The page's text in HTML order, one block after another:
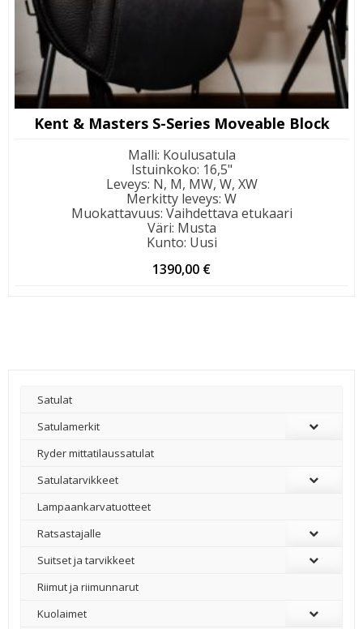
Kent & Masters S-Series Moveable Block
Malli: Koulusatula
Istuinkoko: 16,5"
Leveys: N, M, MW, W, XW
Merkitty leveys: W
Muokattavuus: Vaihdettava etukaari
Väri: Musta
Kunto: Uusi
1390,00 €
Satulat
Satulamerkit
Ryder mittatilaussatulat
Satulatarvikkeet
–
Lampaankarvatuotteet
Ratsastajalle
Suitset ja tarvikkeet
Riimut ja riimunnarut
Kuolaimet